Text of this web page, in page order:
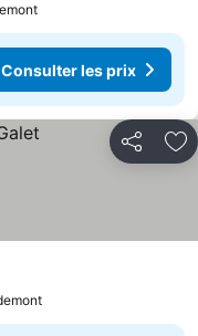
Consulter les prix
Partager